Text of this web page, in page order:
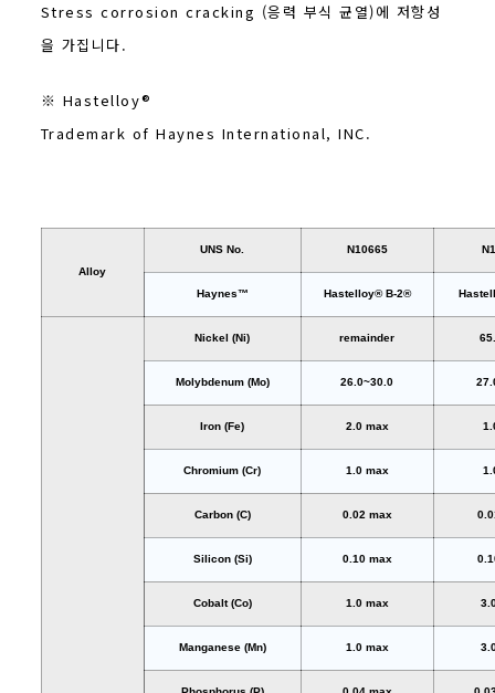
Stress corrosion cracking (응력 부식 균열)에 저항성
을 가집니다.
※ Hastelloy®
Trademark of Haynes International, INC.
Alloy
UNS No. N10665
Haynes™ Hastelloy® B-2®
Nickel (Ni) remainder
Molybdenum (Mo) 26.0~30.0
Iron (Fe) 2.0 max
Chromium (Cr) 1.0 max
Carbon (C) 0.02 max
Silicon (Si) 0.10 max
Cobalt (Co) 1.0 max
Manganese (Mn) 1.0 max